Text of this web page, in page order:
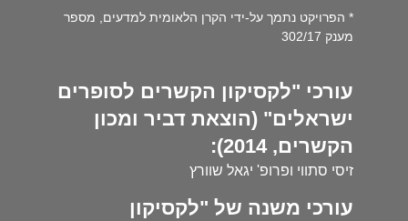
* הפרויקט נתמך על-ידי הקרן הלאומית למדעים, מספר
מענק 302/17
עורכי "לקסיקון הקשרים לסופרים
ישראלים" (הוצאת דביר ומכון
הקשרים, 2014):
זיסי סתווי ופרופ' יגאל שוורץ
עורכי משנה של "לקסיקון